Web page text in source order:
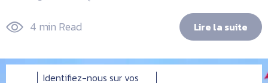
4 min Read Lire la suite
Identifiez-nous sur vos